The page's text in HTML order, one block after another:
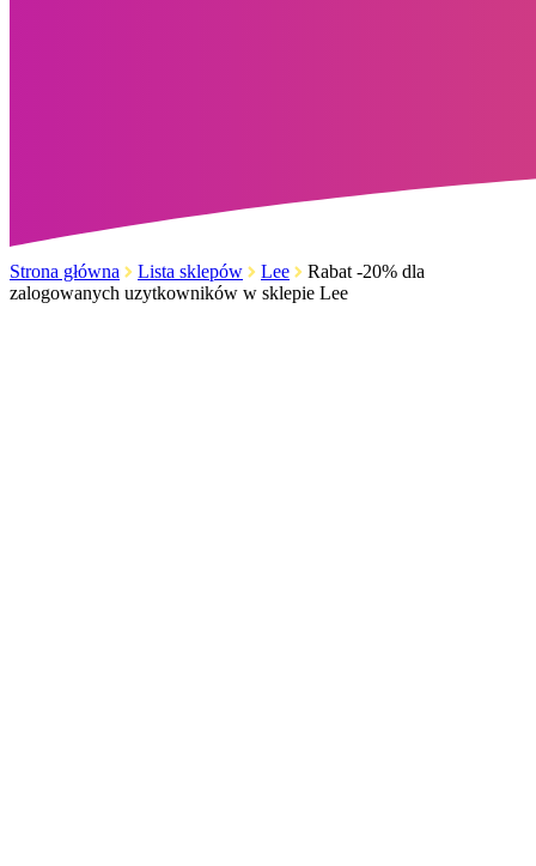
Strona główna Lista sklepów Lee
Rabat -20% dla
zalogowanych uzytkowników w sklepie Lee